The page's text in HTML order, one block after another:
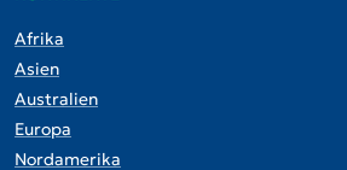
Afrika
Asien
Australien
Europa
Nordamerika